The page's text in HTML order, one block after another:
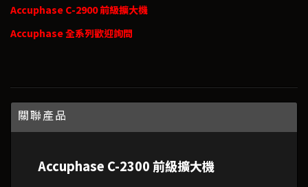
Accuphase C-2900 前級擴大機
Accuphase 全系列歡迎詢問
關聯產品
Accuphase C-2300 前級擴大機